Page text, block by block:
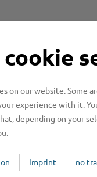
Begleitung
cookie
on our website. Some
experience with it.
depending on your
Imprint no